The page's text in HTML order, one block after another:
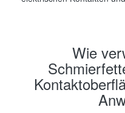
Wie